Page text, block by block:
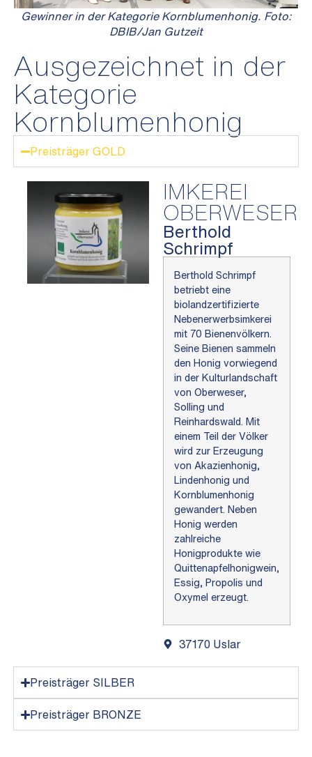
Gewinner in der Kategorie Kornblumenhonig. Foto:
DBIB/Jan Gutzeit
Ausgezeichnet in der
Kategorie
Kornblumenhonig
Preisträger GOLD
IMKEREI
OBERWESER
Berthold
Schrimpf
Berthold Schrimpf
betriebt eine
biolandzertifizierte
Nebenerwerbsimkerei
mit 70 Bienenvölkern.
Seine Bienen sammeln
den Honig vorwiegend
in der Kulturlandschaft
von Oberweser,
Solling und
Reinhardswald. Mit
einem Teil der Völker
wird zur Erzeugung
von Akazienhonig,
Lindenhonig und
Kornblumenhonig
gewandert. Neben
Honig werden
zahlreiche
Honigprodukte wie
Quittenapfelhonigwein,
Essig, Propolis und
Oxymel erzeugt.
37170 Uslar
Preisträger SILBER
Preisträger BRONZE